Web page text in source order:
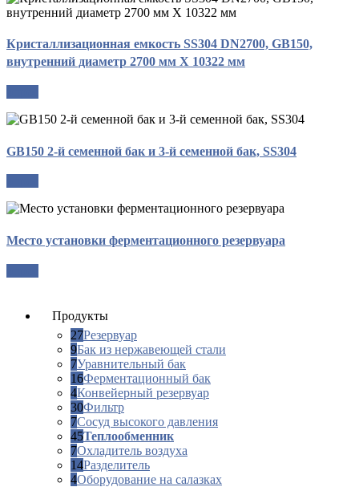
Кристаллизационная емкость SS304 DN2700, GB150,
внутренний диаметр 2700 мм X 10322 мм
GB150 2-й семенной бак и 3-й семенной бак, SS304
Место установки ферментационного резервуара
Продукты
27Резервуар
9Бак из нержавеющей стали
7Уравнительный бак
16Ферментационный бак
4Конвейерный резервуар
30Фильтр
7Сосуд высокого давления
45Теплообменник
7Охладитель воздуха
14Разделитель
4Оборудование на салазках